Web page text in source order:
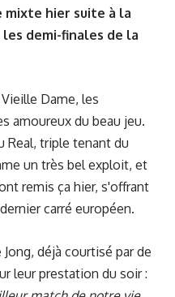
mixte hier suite à la
demi-finales de la
Dame, les
amoureux du beau jeu.
Real, triple tenant du
un très bel exploit, et
remis ça hier, s'offrant
carré européen.
déjà courtisé par de
leur prestation du soir :